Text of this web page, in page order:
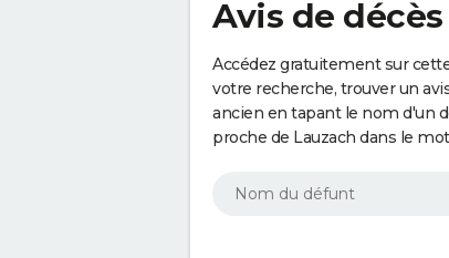
Avis de décès
Accédez gratuitement sur
votre recherche, trouver un
ancien en tapant le nom d'un
proche de Lauzach dans le